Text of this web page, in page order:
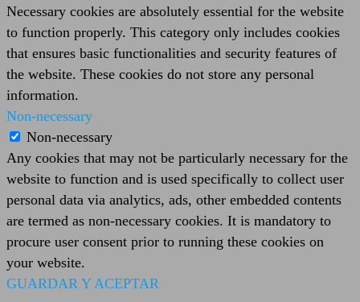
Necessary cookies are absolutely essential for the website
to function properly. This category only includes cookies
that ensures basic functionalities and security features of
the website. These cookies do not store any personal
information.
Non-necessary
Non-necessary
Any cookies that may not be particularly necessary for the
website to function and is used specifically to collect user
personal data via analytics, ads, other embedded contents
are termed as non-necessary cookies. It is mandatory to
procure user consent prior to running these cookies on
your website.
GUARDAR Y ACEPTAR